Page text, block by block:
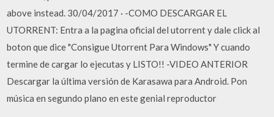
above instead. 30/04/2017 · -COMO DESCARGAR EL
UTORRENT: Entra a la pagina oficial del utorrent y dale click al
boton que dice "Consigue Utorrent Para Windows" Y cuando
termine de cargar lo ejecutas y LISTO!! -VIDEO ANTERIOR
Descargar la última versión de Karasawa para Android. Pon
música en segundo plano en este genial reproductor